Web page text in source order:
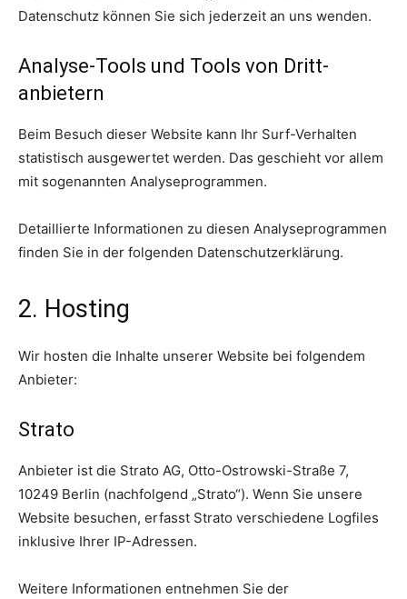
Datenschutz können Sie sich jederzeit an uns wenden.
Analyse-Tools und Tools von Dritt­
anbietern
Beim Besuch dieser Website kann Ihr Surf-Verhalten
statistisch ausgewertet werden. Das geschieht vor allem
mit sogenannten Analyseprogrammen.
Detaillierte Informationen zu diesen Analyseprogrammen
finden Sie in der folgenden Datenschutzerklärung.
2. Hosting
Wir hosten die Inhalte unserer Website bei folgendem
Anbieter:
Strato
Anbieter ist die Strato AG, Otto-Ostrowski-Straße 7,
10249 Berlin (nachfolgend „Strato“). Wenn Sie unsere
Website besuchen, erfasst Strato verschiedene Logfiles
inklusive Ihrer IP-Adressen.
Weitere Informationen entnehmen Sie der